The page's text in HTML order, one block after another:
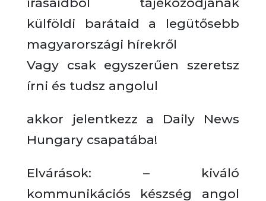
külföldi barátaid a legütősebb
magyarországi hírekről
Vagy csak egyszerűen szeretsz
írni és tudsz angolul
akkor jelentkezz a Daily News
Hungary csapatába!
Elvárások: – kiváló
kommunikációs készség angol